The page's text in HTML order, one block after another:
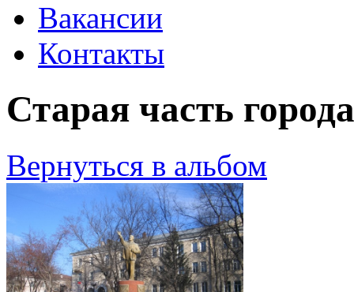
Вакансии
Контакты
Старая часть
Вернуться в альбом